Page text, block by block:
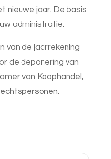
nieuwe jaar. De basis
administratie.
van de jaarrekening
de deponering van
van Koophandel,